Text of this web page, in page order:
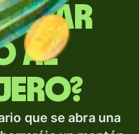
al
que se abra una